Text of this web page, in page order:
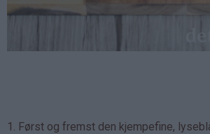
1. Først og fremst den kjempefine,